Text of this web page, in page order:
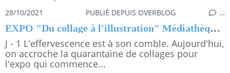
28/10/2021 PUBLIÉ DEPUIS OVERBLOG …
EXPO "Du collage à l'illustration" Médiathèque de Saint-Gervais
J - 1 L'effervescence est à son comble. Aujourd'hui,
on accroche la quarantaine de collages pour
l'expo qui commence...